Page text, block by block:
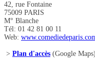
42, rue Fontaine
75009 PARIS
M° Blanche
Tél: 01 42 81 00 11
Web:
> Plan d'accès (Google Maps)